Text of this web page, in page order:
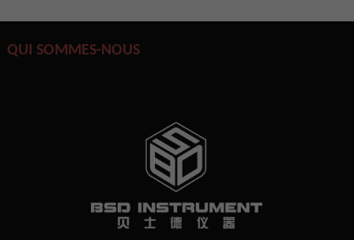
QUI SOMMES-NOUS